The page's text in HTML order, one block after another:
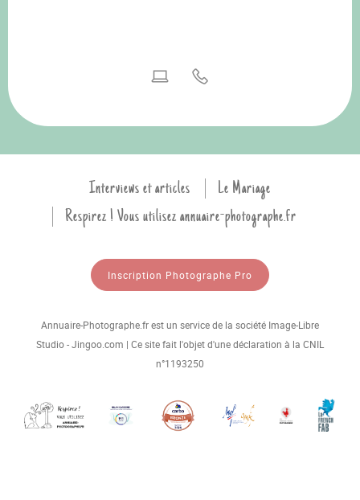
Interviews et articles
Le Mariage
Respirez ! Vous utilisez annuaire-photographe.fr
Inscription Photographe Pro
Annuaire-Photographe.fr est un service de la société Image-Libre
Studio - Jingoo.com | Ce site fait l'objet d'une déclaration à la CNIL
n°1193250